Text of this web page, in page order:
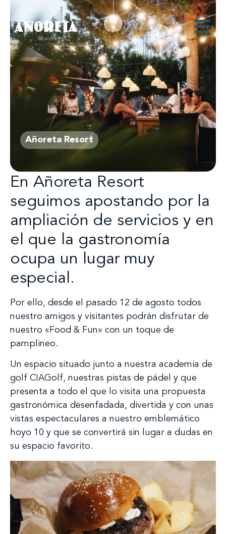
Añoreta Resort
En Añoreta Resort
seguimos apostando por la
ampliación de servicios y en
el que la gastronomía
ocupa un lugar muy
especial.
Por ello, desde el pasado 12 de agosto todos
nuestro amigos y visitantes podrán disfrutar de
nuestro «Food & Fun» con un toque de
pamplineo.
Un espacio situado junto a nuestra academia de
golf CIAGolf, nuestras pistas de pádel y que
presenta a todo el que lo visita una propuesta
gastronómica desenfadada, divertida y con unas
vistas espectaculares a nuestro emblemático
hoyo 10 y que se convertirá sin lugar a dudas en
su espacio favorito.